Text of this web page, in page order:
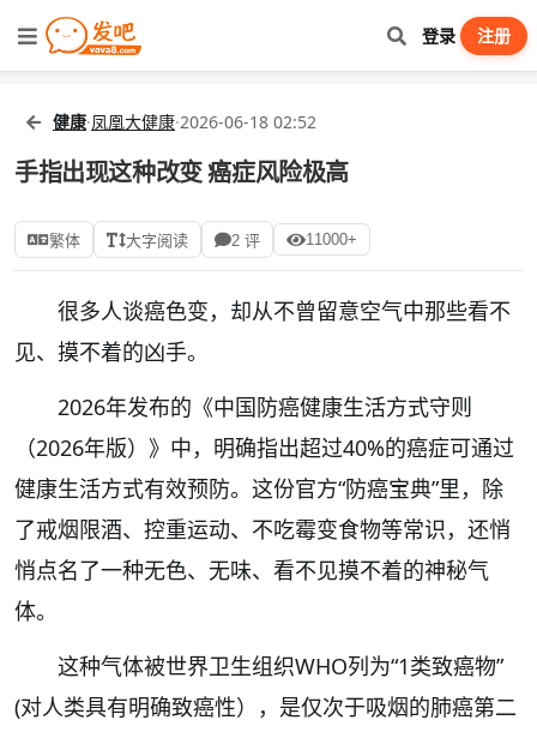
登录 注册
健康·凤凰大健康·2026-06-18 02:52
手指出现这种改变 癌症风险极高
繁体 大字阅读 2 评 11000+
很多人谈癌色变，却从不曾留意空气中那些看不
见、摸不着的凶手。
2026年发布的《中国防癌健康生活方式守则
（2026年版）》中，明确指出超过40%的癌症可通过
健康生活方式有效预防。这份官方“防癌宝典”里，除
了戒烟限酒、控重运动、不吃霉变食物等常识，还悄
悄点名了一种无色、无味、看不见摸不着的神秘气
体。
这种气体被世界卫生组织WHO列为“1类致癌物”
(对人类具有明确致癌性），是仅次于吸烟的肺癌第二